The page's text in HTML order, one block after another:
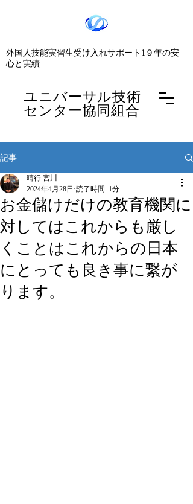
​ユニバーサル技術
センター協同組合
​外国人技能実習生受け入れサポート1９年の安
心と実績
記事
お金儲けだけの教育機関に
対してはこれからも厳し
くことはこれからの日本
にとっても良き事に繋が
ります。
晴行 宮川
2024年4月28日 読了時間: 1分